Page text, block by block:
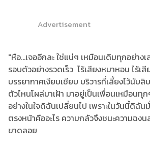
Advertisement
"หือ...เจออีกละ ใช่แน่ๆ เหมือนเดิมทุกอย่าง
รอบตัวอย่างรวดเร็ว ไร้เสียงหมาหอน ไร้เสี
บรรยากาศเงียบเชียบ บริวารที่เลี้ยงไว้นับ
ตัวไหนโผล่มาเฝ้า มาอยู่เป็นเพื่อนเหมือนทุ
อย่างในใจดิฉันเปลี่ยนไป เพราะในวันนี้ดิฉัน
ตรงหน้าคืออะไร ความกลัวจึงชนะความฉง
ขาดลอย